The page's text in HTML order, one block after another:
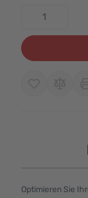
Optimieren Sie